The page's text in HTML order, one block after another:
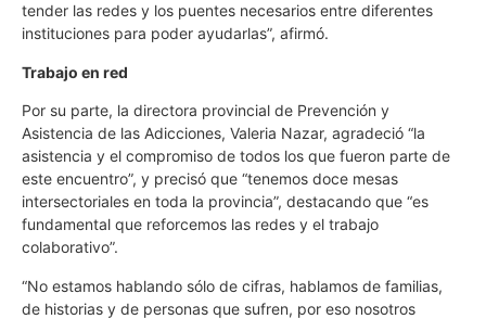
tender las redes y los puentes necesarios entre diferentes
instituciones para poder ayudarlas”, afirmó.
Trabajo en red
Por su parte, la directora provincial de Prevención y
Asistencia de las Adicciones, Valeria Nazar, agradeció “la
asistencia y el compromiso de todos los que fueron parte de
este encuentro”, y precisó que “tenemos doce mesas
intersectoriales en toda la provincia”, destacando que “es
fundamental que reforcemos las redes y el trabajo
colaborativo”.
“No estamos hablando sólo de cifras, hablamos de familias,
de historias y de personas que sufren, por eso nosotros